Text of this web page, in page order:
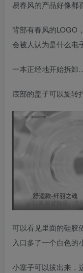
易春风的产品好像都
背部有春风的LOGO
会被人认为是什么电
一本正经地开始拆
底部的盖子可以旋转
可以看见里面的硅胶
入口多了一个白色的
小塞子可以拔出来，